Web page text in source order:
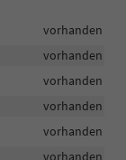
vorhanden
vorhanden
vorhanden
vorhanden
vorhanden
vorhanden